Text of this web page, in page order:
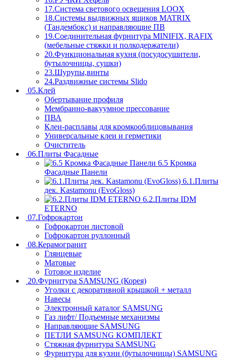
17.Система светового освещения LOOX
18.Системы выдвижных ящиков MATRIX
(Тандембокс) и направляющие ПВ
19.Соединительная фурнитура MINIFIX, RAFIX
(мебельные стяжки и полкодержатели)
20.Функциональная кухня (посудосушители,
бутылочницы, сушки)
23.Шурупы,винты
24.Раздвижные системы Slido
05.Клей
Обертывание профиля
Мембранно-вакуумное прессование
ПВА
Клеи-расплавы для кромкооблицовывания
Универсальные клеи и герметики
Очиститель
06.Плиты Фасадные
6.5 Кромка
Фасадные Панели
6.1.Плиты
дек. Kastamonu (EvoGloss)
6.2.Плиты IDM
ETERNO
07.Гофрокартон
Гофрокартон листовой
Гофрокартон руллонный
08.Керамогранит
Глянцевые
Матовые
Готовое изделие
20.Фурнитура SAMSUNG (Корея)
Уголки с декоративной крышкой + металл
Навесы
Электронный каталог SAMSUNG
Газ лифт/ Подъемные механизмы
Направляющие SAMSUNG
ПЕТЛИ SAMSUNG КОМПЛЕКТ
Стяжная фурнитура SAMSUNG
Фурнитура для кухни (бутылочницы) SAMSUNG